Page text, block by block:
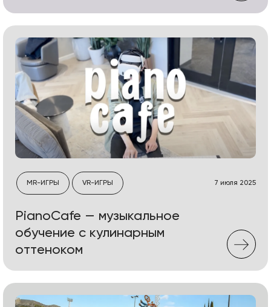
MR-ИГРЫ VR-ИГРЫ 7 июля 2025
PianoCafe — музыкальное
обучение с кулинарным
оттеноком